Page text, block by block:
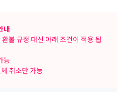
내
불 규정 대신 아래 조건이 적용 됩
능
취소만 가능